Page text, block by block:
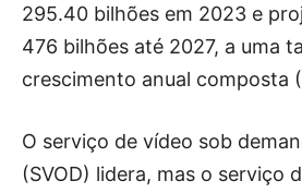
295.40 bilhões em 2023 e
476 bilhões até 2027, a uma
crescimento anual composta
O serviço de vídeo sob
(SVOD) lidera, mas o serviço